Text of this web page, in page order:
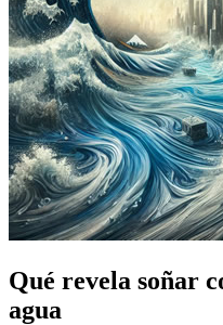
Qué revela soñar
agua